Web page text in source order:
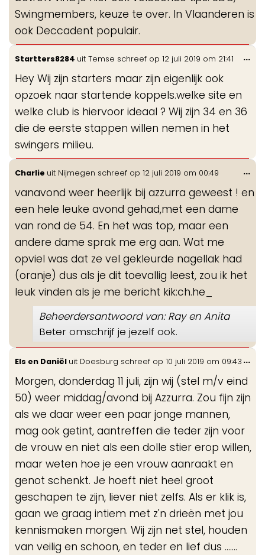
Swingmembers, keuze te over. In Vlaanderen is
ook Deccadent populair.
Startters8284 uit Temse schreef op 12 juli 2019 om 21:41
Hey Wij zijn starters maar zijn eigenlijk ook
opzoek naar startende koppels.welke site en
welke club is hiervoor ideaal ? Wij zijn 34 en 36
die de eerste stappen willen nemen in het
swingers milieu.
...
Charlie uit Nijmegen schreef op 12 juli 2019 om 00:49
vanavond weer heerlijk bij azzurra geweest ! en
een hele leuke avond gehad,met een dame
van rond de 54. En het was top, maar een
andere dame sprak me erg aan. Wat me
opviel was dat ze vel gekleurde nagellak had
(oranje) dus als je dit toevallig leest, zou ik het
leuk vinden als je me bericht kik:ch.he_
Beheerdersantwoord van: Ray en Anita
Beter omschrijf je jezelf ook.
...
Els en Daniël uit Doesburg schreef op 10 juli 2019 om 09:43
Morgen, donderdag 11 juli, zijn wij (stel m/v eind
50) weer middag/avond bij Azzurra. Zou fijn zijn
als we daar weer een paar jonge mannen,
mag ook getint, aantreffen die teder zijn voor
de vrouw en niet als een dolle stier erop willen,
maar weten hoe je een vrouw aanraakt en
genot schenkt. Je hoeft niet heel groot
geschapen te zijn, liever niet zelfs. Als er klik is,
gaan we graag intiem met z'n drieën met jou
kennismaken morgen. Wij zijn net stel, houden
van veilig en schoon, en teder en lief dus .......
...